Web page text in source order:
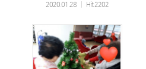
2020.01.28
Hit 2202